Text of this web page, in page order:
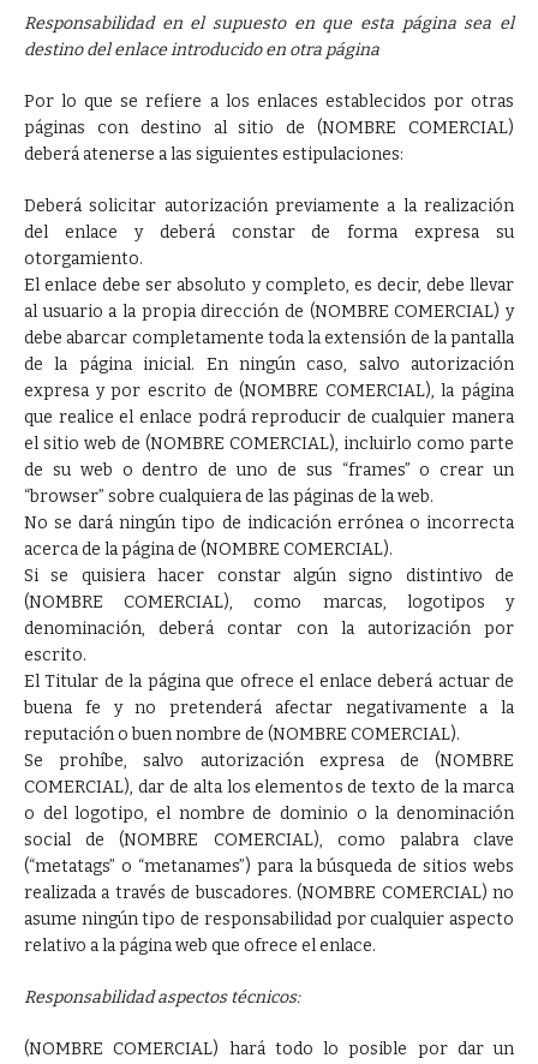
Responsabilidad en el supuesto en que esta página sea el
destino del enlace introducido en otra página
Por lo que se refiere a los enlaces establecidos por otras
páginas con destino al sitio de (NOMBRE COMERCIAL)
deberá atenerse a las siguientes estipulaciones:
Deberá solicitar autorización previamente a la realización
del enlace y deberá constar de forma expresa su
otorgamiento.
El enlace debe ser absoluto y completo, es decir, debe llevar
al usuario a la propia dirección de (NOMBRE COMERCIAL) y
debe abarcar completamente toda la extensión de la pantalla
de la página inicial. En ningún caso, salvo autorización
expresa y por escrito de (NOMBRE COMERCIAL), la página
que realice el enlace podrá reproducir de cualquier manera
el sitio web de (NOMBRE COMERCIAL), incluirlo como parte
de su web o dentro de uno de sus “frames” o crear un
“browser” sobre cualquiera de las páginas de la web.
No se dará ningún tipo de indicación errónea o incorrecta
acerca de la página de (NOMBRE COMERCIAL).
Si se quisiera hacer constar algún signo distintivo de
(NOMBRE COMERCIAL), como marcas, logotipos y
denominación, deberá contar con la autorización por
escrito.
El Titular de la página que ofrece el enlace deberá actuar de
buena fe y no pretenderá afectar negativamente a la
reputación o buen nombre de (NOMBRE COMERCIAL).
Se prohíbe, salvo autorización expresa de (NOMBRE
COMERCIAL), dar de alta los elementos de texto de la marca
o del logotipo, el nombre de dominio o la denominación
social de (NOMBRE COMERCIAL), como palabra clave
(“metatags” o “metanames”) para la búsqueda de sitios webs
realizada a través de buscadores. (NOMBRE COMERCIAL) no
asume ningún tipo de responsabilidad por cualquier aspecto
relativo a la página web que ofrece el enlace.
Responsabilidad aspectos técnicos:
(NOMBRE COMERCIAL) hará todo lo posible por dar un